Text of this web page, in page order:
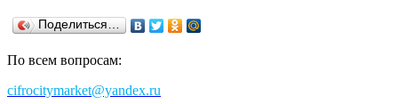
Поделиться…
По всем вопросам:
cifrocitymarket@yandex.ru